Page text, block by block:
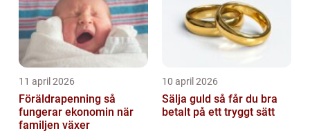
11 april 2026
Föräldrapenning så
fungerar ekonomin när
familjen växer
10 april 2026
Sälja guld så får du bra
betalt på ett tryggt sätt